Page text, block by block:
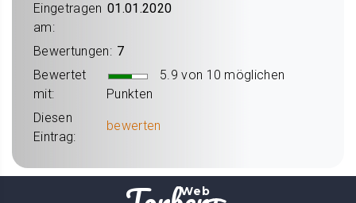
Eingetragen
am:
01.01.2020
Bewertungen: 7
Bewertet
mit:
5.9 von 10 möglichen
Punkten
Diesen
Eintrag:
bewerten
Web